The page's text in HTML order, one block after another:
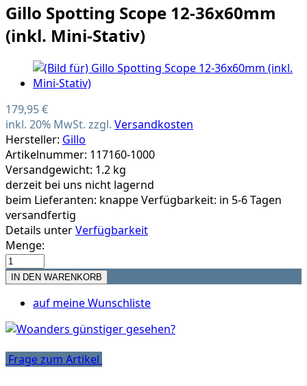
Gillo Spotting Scope 12-36x60mm
(inkl. Mini-Stativ)
179,95 €
inkl. 20% MwSt. zzgl. Versandkosten
Hersteller: Gillo
Artikelnummer: 117160-1000
Versandgewicht: 1.2 kg
derzeit bei uns nicht lagernd
beim Lieferanten: knappe Verfügbarkeit: in 5-6 Tagen
versandfertig
Details unterVerfügbarkeit
Menge:
auf meine Wunschliste
Frage zum Artikel